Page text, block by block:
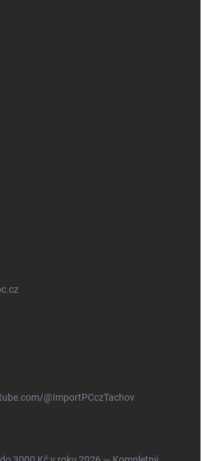
@ImportPCczTachov